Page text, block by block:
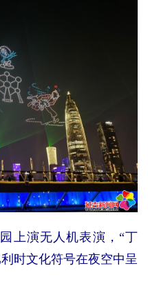
演无人机表演，“丁
时文化符号在夜空中呈